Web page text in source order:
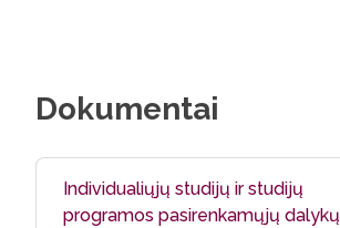
Dokumentai
Individualiųjų studijų ir studijų
programos pasirenkamųjų dalykų